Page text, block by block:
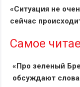
«Ситуация не
сейчас
Самое
«Про зеленый
обсуждают слова